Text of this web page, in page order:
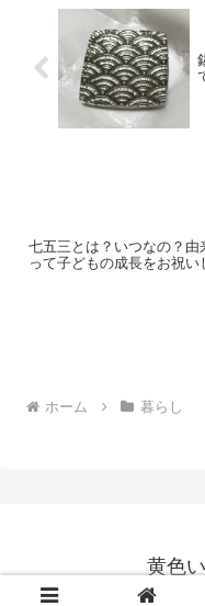
七五三とは？いつなの？由
って子どもの成長をお祝い
ホーム 暮らし
黄色
© 2018